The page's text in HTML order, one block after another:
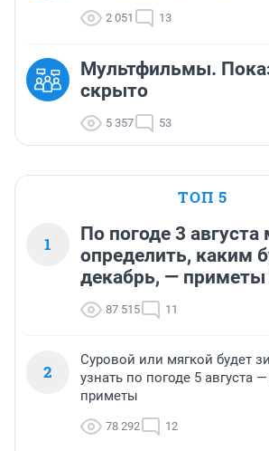
2 051 13
Мультфильмы.
скрыто
5 357 53
ТОП 5
1
По погоде 3
определить, каким
декабрь, — приметы
87 515 11
2
Суровой или мягкой будет
узнать по погоде 5 августа
приметы
78 292 12